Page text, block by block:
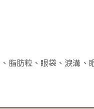
脂肪粒、眼袋、淚溝、